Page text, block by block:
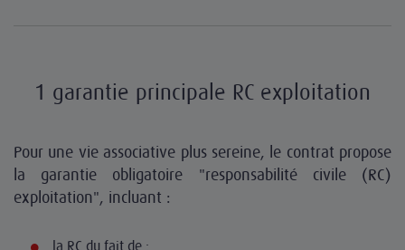
1 garantie principale RC exploitation
Pour une vie associative plus sereine, le contrat propose
la garantie obligatoire "responsabilité civile (RC)
exploitation", incluant :
la RC du fait de :